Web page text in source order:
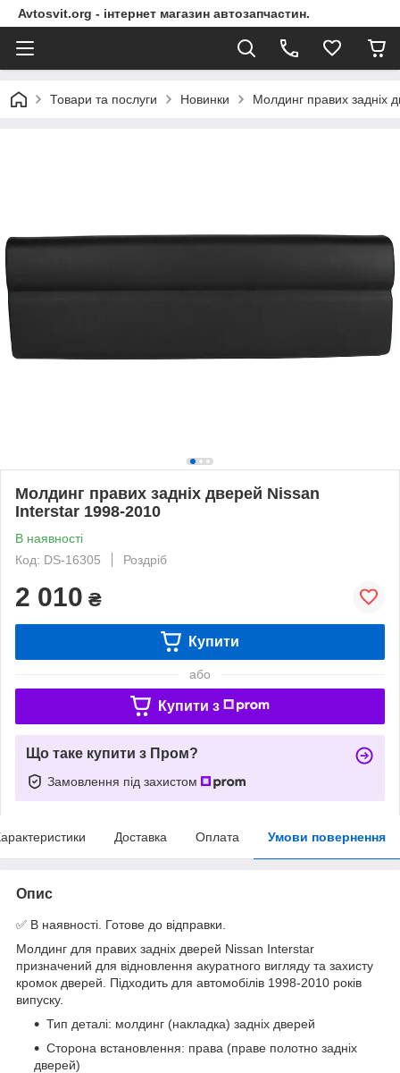
Avtosvit.org - інтернет магазин автозапчастин.
Товари та послуги Новинки Молдинг правих задніх
Молдинг правих задніх дверей Nissan
Interstar 1998-2010
В наявності
Код: DS-16305
Роздріб
2 010 ₴
Купити
або
Купити з
Що таке купити з Пром?
Замовлення під захистом
Доставка Оплата Умови повернення
Опис
✅ В наявності. Готове до відправки.
Молдинг для правих задніх дверей Nissan Interstar
призначений для відновлення акуратного вигляду та захисту
кромок дверей. Підходить для автомобілів 1998-2010 років
випуску.
Тип деталі: молдинг (накладка) задніх дверей
Сторона встановлення: права (праве полотно задніх
дверей)